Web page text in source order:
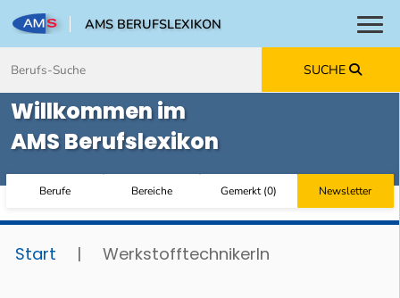
AMS BERUFSLEXIKON
SUCHE
Willkommen im
AMS Berufslexikon
Berufe Bereiche Gemerkt(0) Newsletter
Start | WerkstofftechnikerIn